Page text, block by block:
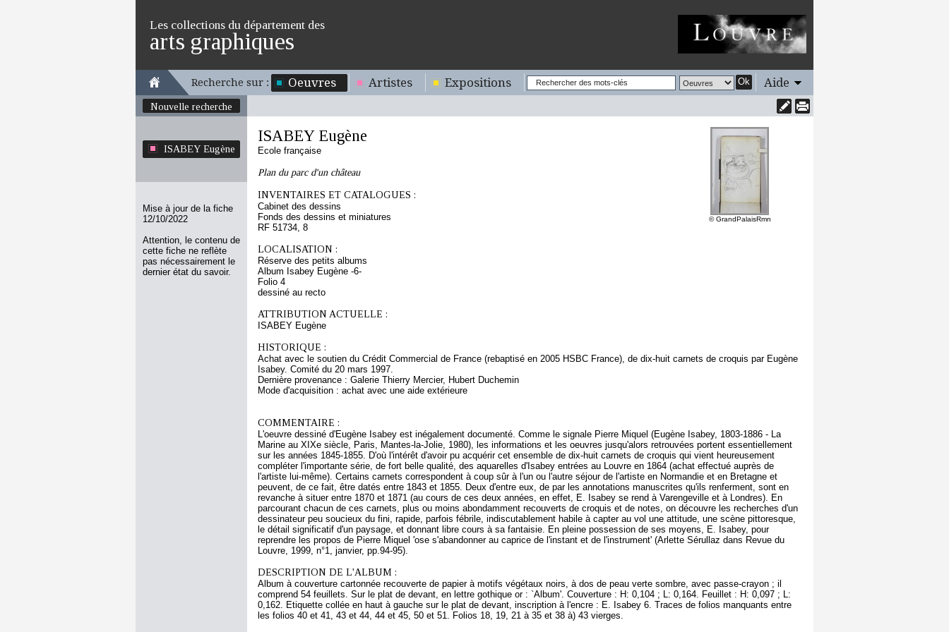
Les collections du département des
arts graphiques
Recherche sur : Oeuvres Artistes Expositions Ok Aide
Nouvelle recherche
ISABEY Eugène
Mise à jour de la fiche
12/10/2022
Attention, le contenu de
cette fiche ne reflète
pas nécessairement le
dernier état du savoir.
© GrandPalaisRmn
ISABEY Eugène
Ecole française
Plan du parc d'un château
INVENTAIRES ET CATALOGUES :
Cabinet des dessins
Fonds des dessins et miniatures
RF 51734, 8
LOCALISATION :
Réserve des petits albums
Album Isabey Eugène -6-
Folio 4
dessiné au recto
ATTRIBUTION ACTUELLE :
ISABEY Eugène
HISTORIQUE :
Achat avec le soutien du Crédit Commercial de France (rebaptisé en 2005 HSBC France), de dix-huit carnets de croquis par Eugène
Isabey. Comité du 20 mars 1997.
Dernière provenance : Galerie Thierry Mercier, Hubert Duchemin
Mode d'acquisition : achat avec une aide extérieure
COMMENTAIRE :
L'oeuvre dessiné d'Eugène Isabey est inégalement documenté. Comme le signale Pierre Miquel (Eugène Isabey, 1803-1886 - La
Marine au XIXe siècle, Paris, Mantes-la-Jolie, 1980), les informations et les oeuvres jusqu'alors retrouvées portent essentiellement
sur les années 1845-1855. D'où l'intérêt d'avoir pu acquérir cet ensemble de dix-huit carnets de croquis qui vient heureusement
compléter l'importante série, de fort belle qualité, des aquarelles d'Isabey entrées au Louvre en 1864 (achat effectué auprès de
l'artiste lui-même). Certains carnets correspondent à coup sûr à l'un ou l'autre séjour de l'artiste en Normandie et en Bretagne et
peuvent, de ce fait, être datés entre 1843 et 1855. Deux d'entre eux, de par les annotations manuscrites qu'ils renferment, sont en
revanche à situer entre 1870 et 1871 (au cours de ces deux années, en effet, E. Isabey se rend à Varengeville et à Londres). En
parcourant chacun de ces carnets, plus ou moins abondamment recouverts de croquis et de notes, on découvre les recherches d'un
dessinateur peu soucieux du fini, rapide, parfois fébrile, indiscutablement habile à capter au vol une attitude, une scène pittoresque,
le détail significatif d'un paysage, et donnant libre cours à sa fantaisie. En pleine possession de ses moyens, E. Isabey, pour
reprendre les propos de Pierre Miquel 'ose s'abandonner au caprice de l'instant et de l'instrument' (Arlette Sérullaz dans Revue du
Louvre, 1999, n°1, janvier, pp.94-95).
DESCRIPTION DE L'ALBUM :
Album à couverture cartonnée recouverte de papier à motifs végétaux noirs, à dos de peau verte sombre, avec passe-crayon ; il
comprend 54 feuillets. Sur le plat de devant, en lettre gothique or : `Album'. Couverture : H: 0,104 ; L: 0,164. Feuillet : H: 0,097 ; L:
0,162. Etiquette collée en haut à gauche sur le plat de devant, inscription à l'encre : E. Isabey 6. Traces de folios manquants entre
les folios 40 et 41, 43 et 44, 44 et 45, 50 et 51. Folios 18, 19, 21 à 35 et 38 à) 43 vierges.